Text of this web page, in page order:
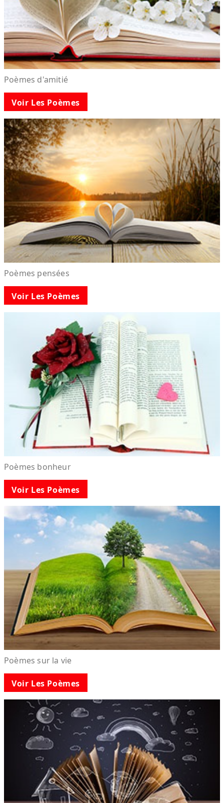
Poèmes d'amitié
Voir Les Poèmes
Poèmes pensées
Voir Les Poèmes
Poèmes bonheur
Voir Les Poèmes
Poèmes sur la vie
Voir Les Poèmes